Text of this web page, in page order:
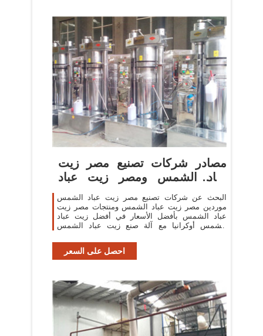
مصادر شركات تصنيع مصر زيت
عباد الشمس ومصر زيت عباد
الشمس
البحث عن شركات تصنيع مصر زيت عباد الشمس
موردين مصر زيت عباد الشمس ومنتجات مصر زيت
عباد الشمس بأفضل الأسعار في أفضل زيت عباد
الشمس أوكرانيا مع آلة صنع زيت عباد الشمس
احصل على السعر